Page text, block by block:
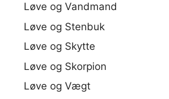
Løve og Vandmand
Løve og Stenbuk
Løve og Skytte
Løve og Skorpion
Løve og Vægt